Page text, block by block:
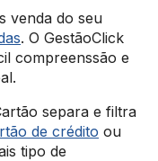
venda do seu
. O GestãoClick
compreenssão e
separa e filtra
de crédito ou
tipo de